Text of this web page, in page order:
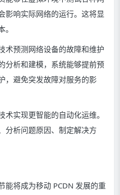
影响实际网络的运行。这将显
术预测网络设备的故障和维护
分析和建模，系统能够提前预
，避免突发故障对服务的影
实现更智能的自动化运维。
分析问题原因、制定解决方
能将成为移动 PCDN 发展的重